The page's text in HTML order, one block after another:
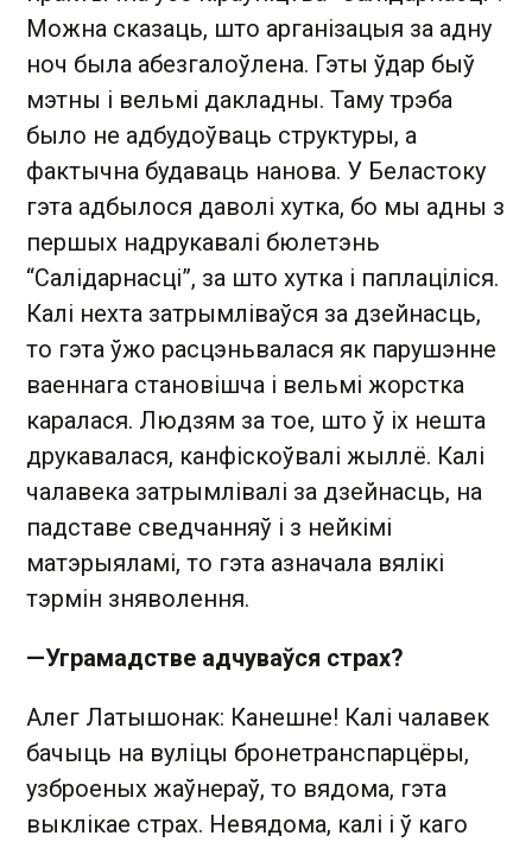
Можна сказаць, што арганізацыя за адну
ноч была абезгалоўлена. Гэты ўдар быў
мэтны і вельмі дакладны. Таму трэба
было не адбудоўваць структуры, а
фактычна будаваць нанова. У Беластоку
гэта адбылося даволі хутка, бо мы адны з
першых надрукавалі бюлетэнь
“Салідарнасці”, за што хутка і паплаціліся.
Калі нехта затрымліваўся за дзейнасць,
то гэта ўжо расцэньвалася як парушэнне
ваеннага становішча і вельмі жорстка
каралася. Людзям за тое, што ў іх нешта
друкавалася, канфіскоўвалі жыллё. Калі
чалавека затрымлівалі за дзейнасць, на
падставе сведчанняў і з нейкімі
матэрыяламі, то гэта азначала вялікі
тэрмін зняволення.
—Уграмадстве адчуваўся страх?
Алег Латышонак: Канешне! Калі чалавек
бачыць на вуліцы бронетранспарцёры,
узброеных жаўнераў, то вядома, гэта
выклікае страх. Невядома, калі і ў каго